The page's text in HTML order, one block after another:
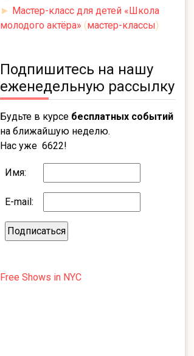
► Мастер-класс для детей «Школа
молодого актёра» (мастер-классы)
Подпишитесь на нашу
еженедельную рассылку
Будьте в курсе бесплатных событий
на ближайшую неделю.
Нас уже 6622!
Имя:
E-mail:
Free Shows in NYC